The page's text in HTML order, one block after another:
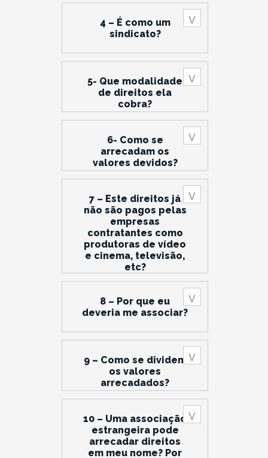
4 – É como um
sindicato?
5- Que modalidade
de direitos ela
cobra?
6- Como se
arrecadam os
valores devidos?
7 – Este direitos já
não são pagos pelas
empresas
contratantes como
produtoras de vídeo
e cinema, televisão,
etc?
8 – Por que eu
deveria me associar?
9 – Como se dividem
os valores
arrecadados?
10 – Uma associação
estrangeira pode
arrecadar direitos
em meu nome? Por